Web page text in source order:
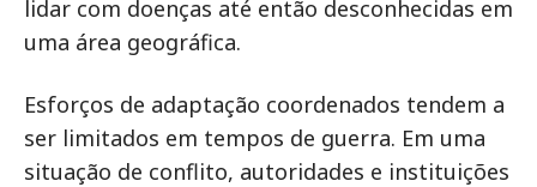
lidar com doenças até então desconhecidas em
uma área geográfica.
Esforços de adaptação coordenados tendem a
ser limitados em tempos de guerra. Em uma
situação de conflito, autoridades e instituições